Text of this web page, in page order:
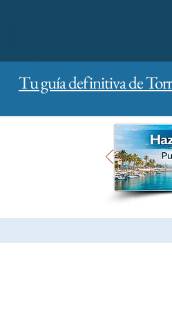
Tu guía definitiva de